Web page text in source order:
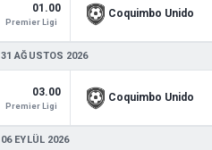
01.00
Premier Ligi
Coquimbo Unido
31 AĞUSTOS 2026
03.00
Premier Ligi
Coquimbo Unido
06 EYLÜL 2026